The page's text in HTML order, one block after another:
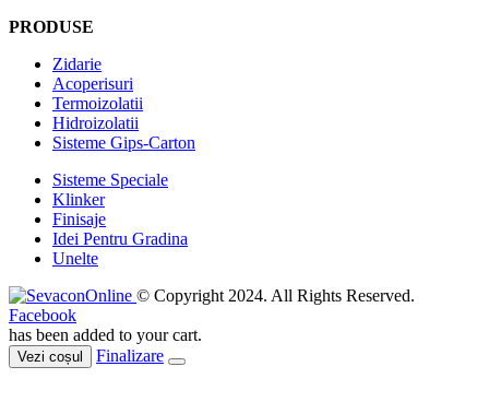
PRODUSE
Zidarie
Acoperisuri
Termoizolatii
Hidroizolatii
Sisteme Gips-Carton
Sisteme Speciale
Klinker
Finisaje
Idei Pentru Gradina
Unelte
© Copyright 2024. All Rights Reserved.
Facebook
has been added to your cart.
Vezi coșul Finalizare